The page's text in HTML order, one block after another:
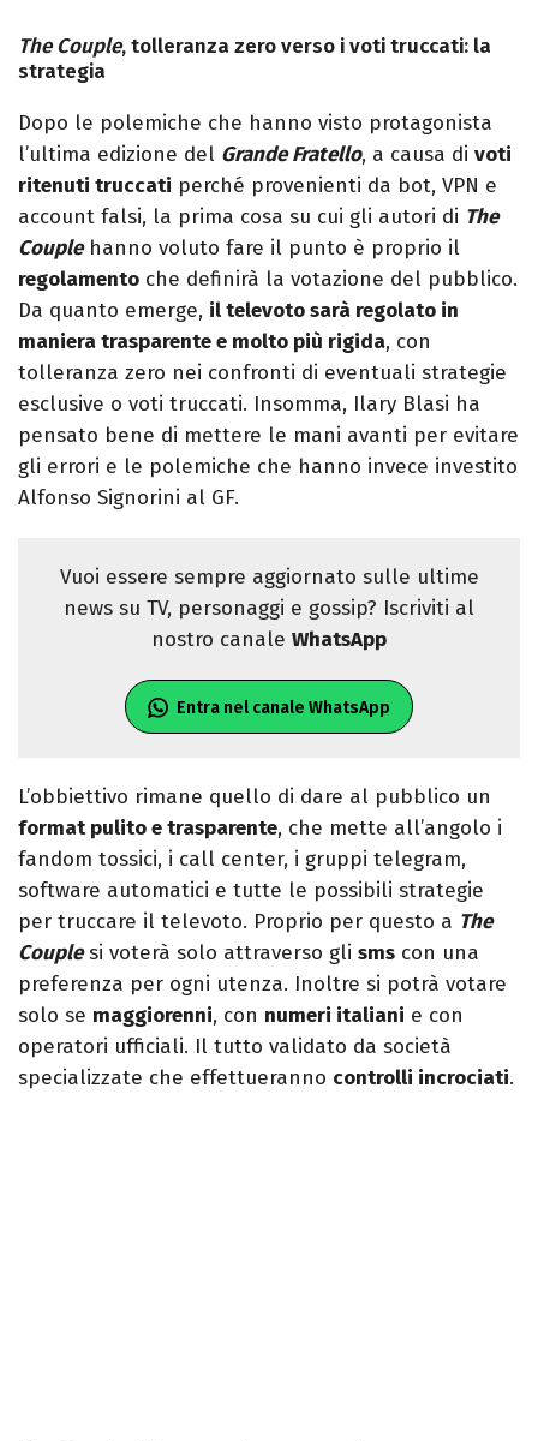
The Couple, tolleranza zero verso i voti truccati: la
strategia
Dopo le polemiche che hanno visto protagonista
l’ultima edizione del Grande Fratello, a causa di voti
ritenuti truccati perché provenienti da bot, VPN e
account falsi, la prima cosa su cui gli autori di The
Couplehanno voluto fare il punto è proprio il
regolamento che definirà la votazione del pubblico.
Da quanto emerge, il televoto sarà regolato in
maniera trasparente e molto più rigida, con
tolleranza zero nei confronti di eventuali strategie
esclusive o voti truccati. Insomma, Ilary Blasi ha
pensato bene di mettere le mani avanti per evitare
gli errori e le polemiche che hanno invece investito
Alfonso Signorini al GF.
Vuoi essere sempre aggiornato sulle ultime
news su TV, personaggi e gossip? Iscriviti al
nostro canale WhatsApp
Entra nel canale WhatsApp
L’obbiettivo rimane quello di dare al pubblico un
format pulito e trasparente, che mette all’angolo i
fandom tossici, i call center, i gruppi telegram,
software automatici e tutte le possibili strategie
per truccare il televoto. Proprio per questo a The
Couplesi voterà solo attraverso gli sms con una
preferenza per ogni utenza. Inoltre si potrà votare
solo se maggiorenni, con numeri italiani e con
operatori ufficiali. Il tutto validato da società
specializzate che effettueranno controlli incrociati.